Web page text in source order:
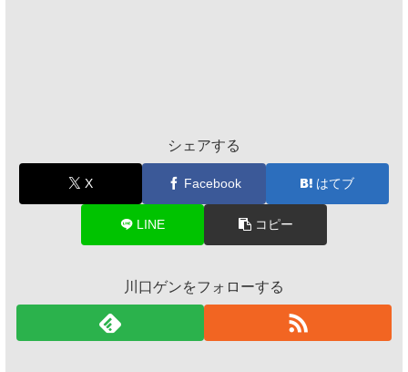
シェアする
X Facebook はてブ
LINE コピー
川口ゲンをフォローする